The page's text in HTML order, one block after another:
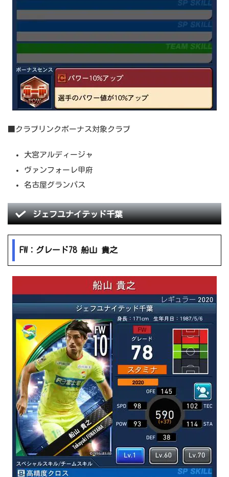
■クラブリンクボーナス対象クラブ
大宮アルディージャ
ヴァンフォーレ甲府
名古屋グランパス
ジェフユナイテッド千葉
FW：グレード78 船山 貴之